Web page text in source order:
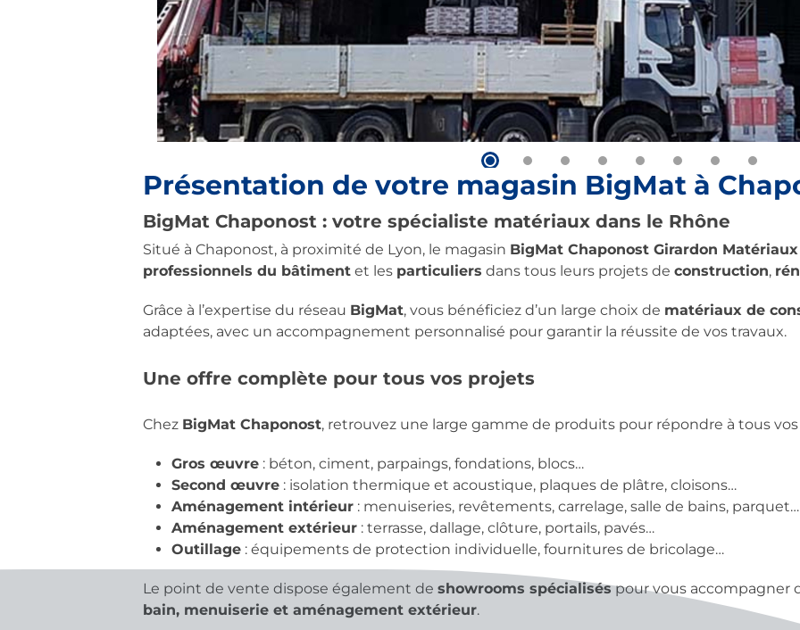
Présentation de votre magasin BigMat à
BigMat Chaponost : votre spécialiste matériaux dans le Rhône
Situé à Chaponost, à proximité de Lyon, le magasin BigMat Chaponost Girardon Matériaux
professionnels du bâtiment et les particuliers dans tous leurs projets de construction,
Grâce à l’expertise du réseau BigMat, vous bénéficiez d’un large choix de matériaux de
adaptées, avec un accompagnement personnalisé pour garantir la réussite de vos travaux.
Une offre complète pour tous vos projets
Chez BigMat Chaponost, retrouvez une large gamme de produits pour répondre à tous vos
Gros œuvre : béton, ciment, parpaings, fondations, blocs…
Second œuvre : isolation thermique et acoustique, plaques de plâtre, cloisons…
Aménagement intérieur : menuiseries, revêtements, carrelage, salle de bains, parquet…
Aménagement extérieur : terrasse, dallage, clôture, portails, pavés…
Outillage : équipements de protection individuelle, fournitures de bricolage…
Le point de vente dispose également de showrooms spécialiséspour vous accompagner
bain, menuiserie et aménagement extérieur.